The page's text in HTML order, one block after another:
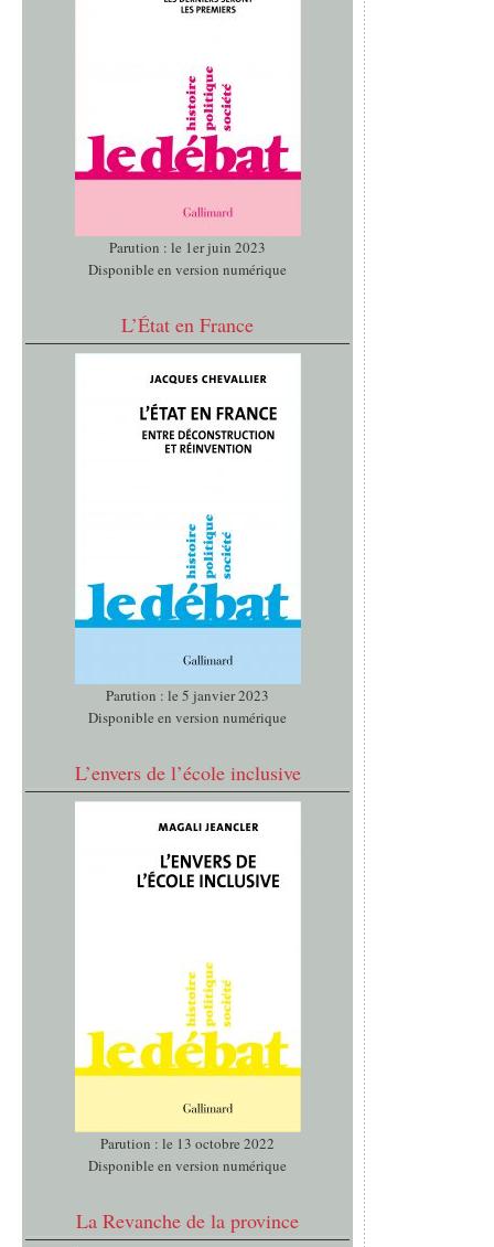
Parution : le 1er juin 2023
Disponible en version numérique
L’État en France
Parution : le 5 janvier 2023
Disponible en version numérique
L’envers de l’école inclusive
Parution : le 13 octobre 2022
Disponible en version numérique
La Revanche de la province